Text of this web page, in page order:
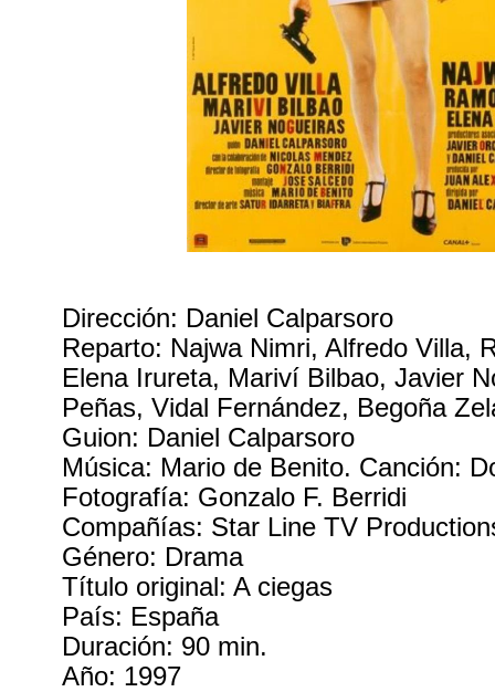
Dirección: Daniel Calparsoro
Reparto: Najwa Nimri, Alfredo Villa,
Elena Irureta, Mariví Bilbao, Javier
Peñas, Vidal Fernández, Begoña
Guion: Daniel Calparsoro
Música: Mario de Benito. Canción:
Fotografía: Gonzalo F. Berridi
Compañías: Star Line TV
Género: Drama
Título original: A ciegas
País: España
Duración: 90 min.
Año: 1997